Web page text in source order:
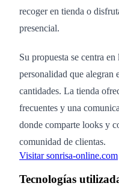
recoger en tienda o
presencial.
Su propuesta se centra
personalidad que alegran
cantidades. La tienda
frecuentes y una
donde comparte looks y
comunidad de clientas.
Visitar sonrisa-online.com
Tecnologías